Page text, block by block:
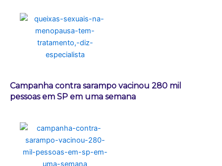
Campanha contra sarampo vacinou 280 mil
pessoas em SP em uma semana